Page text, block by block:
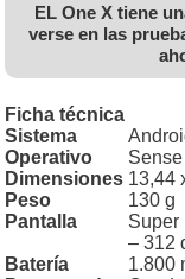
EL One X tiene
verse en las
Ficha técnica
Sistema
Operativo
Sense
Dimensiones 13,44
Peso
130 g
Pantalla
Super
– 312
Batería
1.800